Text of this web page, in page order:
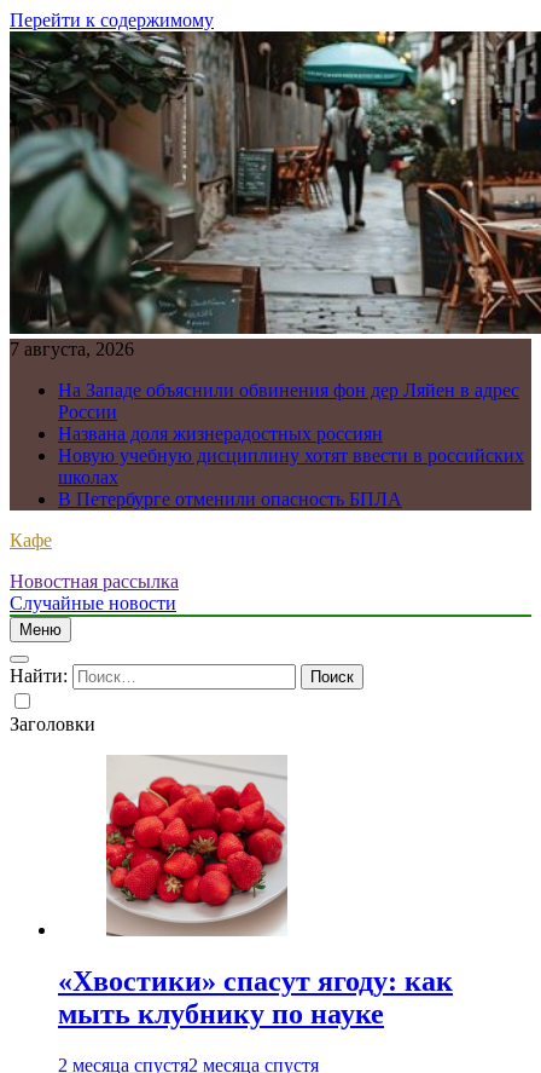
Перейти к содержимому
7 августа, 2026
На Западе объяснили обвинения фон дер Ляйен в адрес
России
Названа доля жизнерадостных россиян
Новую учебную дисциплину хотят ввести в российских
школах
В Петербурге отменили опасность БПЛА
Кафе
Новостная рассылка
Случайные новости
Меню
Найти:
Заголовки
«Хвостики» спасут ягоду: как
мыть клубнику по науке
2 месяца спустя2 месяца спустя